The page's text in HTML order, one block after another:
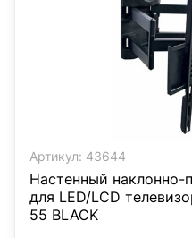
Артикул: 43644
Настенный
для LED/LCD
55 BLACK